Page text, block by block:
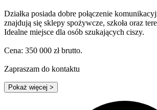
Działka posiada dobre połączenie
znajdują się sklepy spożywcze, szkoła oraz
Idealne miejsce dla osób szukających ciszy.
Cena: 350 000 zł brutto.
Zapraszam do kontaktu
Pokaż więcej >